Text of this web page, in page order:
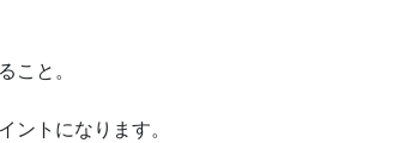
こと。
ントになります。